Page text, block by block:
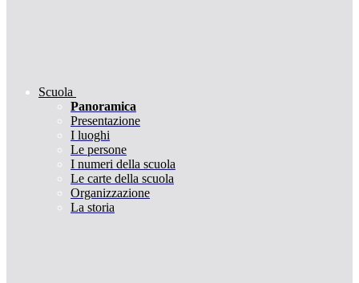
Scuola
Panoramica
Presentazione
I luoghi
Le persone
I numeri della scuola
Le carte della scuola
Organizzazione
La storia